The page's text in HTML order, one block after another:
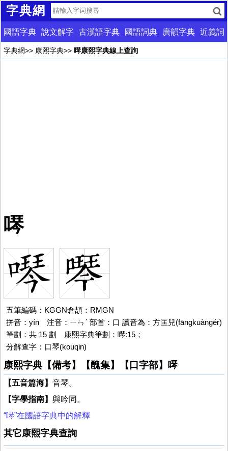
字典網
國語字典 說文解字 古漢語字典 國語詞典 廣韻字典 近義詞
字典網>> 康熙字典>> 噖康熙字典線上查詢
噖
五筆編碼：KGGN倉頡：RMGN
拼音：yín
注音：ㄧㄣˊ 部首：口 讀音為：方匡兒(fāngkuàngér)
筆劃：共 15 劃 康熙字典筆劃：噖:15；
分解查字：口琴(kouqin)
康熙字典【備考】【醜集】【口字部】噖
【五音篇海】 音琴。
【字學指南】 與吟同。
“噖”在國語字典中的解釋
其它康熙字典查詢